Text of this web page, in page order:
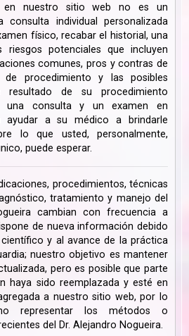
en nuestro sitio web no es un
consulta individual personalizada
físico, recabar el historial, una
riesgos potenciales que incluyen
comunes, pros y contras de
de procedimiento y las posibles
resultado de su procedimiento
una consulta y un examen en
ayudar a su médico a brindarle
lo que usted, personalmente,
puede esperar.
procedimientos, técnicas
tratamiento y manejo del
cambian con frecuencia a
de nueva información debido
y al avance de la práctica
nuestro objetivo es mantener
pero es posible que parte
haya sido reemplazada y esté en
a nuestro sitio web, por lo
representar los métodos o
del Dr. Alejandro Nogueira.